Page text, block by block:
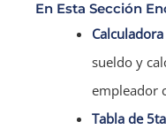
En Esta Sección
sueldo y
empleador
Tabla de